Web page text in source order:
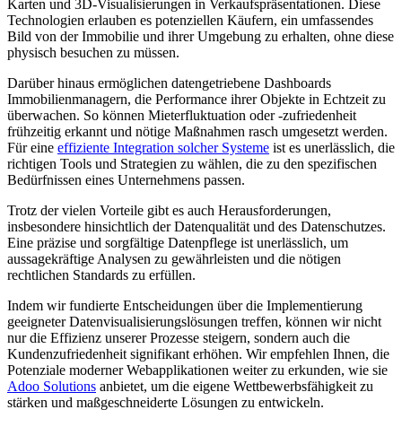
Karten und 3D-Visualisierungen in Verkaufspräsentationen. Diese
Technologien erlauben es potenziellen Käufern, ein umfassendes
Bild von der Immobilie und ihrer Umgebung zu erhalten, ohne diese
physisch besuchen zu müssen.
Darüber hinaus ermöglichen datengetriebene Dashboards
Immobilienmanagern, die Performance ihrer Objekte in Echtzeit zu
überwachen. So können Mieterfluktuation oder -zufriedenheit
frühzeitig erkannt und nötige Maßnahmen rasch umgesetzt werden.
Für eine effiziente Integration solcher Systeme ist es unerlässlich, die
richtigen Tools und Strategien zu wählen, die zu den spezifischen
Bedürfnissen eines Unternehmens passen.
Trotz der vielen Vorteile gibt es auch Herausforderungen,
insbesondere hinsichtlich der Datenqualität und des Datenschutzes.
Eine präzise und sorgfältige Datenpflege ist unerlässlich, um
aussagekräftige Analysen zu gewährleisten und die nötigen
rechtlichen Standards zu erfüllen.
Indem wir fundierte Entscheidungen über die Implementierung
geeigneter Datenvisualisierungslösungen treffen, können wir nicht
nur die Effizienz unserer Prozesse steigern, sondern auch die
Kundenzufriedenheit signifikant erhöhen. Wir empfehlen Ihnen, die
Potenziale moderner Webapplikationen weiter zu erkunden, wie sie
Adoo Solutions anbietet, um die eigene Wettbewerbsfähigkeit zu
stärken und maßgeschneiderte Lösungen zu entwickeln.